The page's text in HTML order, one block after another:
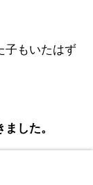
子もいたはず
した。